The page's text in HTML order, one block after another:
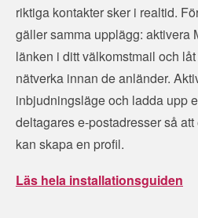
riktiga kontakter sker i realtid.
gäller samma upplägg: aktivera
länken i ditt välkomstmail och
nätverka innan de anländer.
inbjudningsläge och ladda upp
deltagares e-postadresser så
kan skapa en profil.
Läs hela installationsguiden